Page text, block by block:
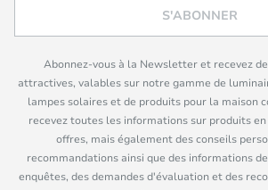
S'ABONNER
Abonnez-vous à la Newsletter et recevez
attractives, valables sur notre gamme de
lampes solaires et de produits pour la maison
recevez toutes les informations sur produits
offres, mais également des conseils
recommandations ainsi que des informations
enquêtes, des demandes d'évaluation et des